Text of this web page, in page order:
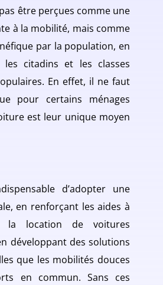
être perçues comme une
à la mobilité, mais comme
par la population, en
citadins et les classes
En effet, il ne faut
pour certains ménages
est leur unique moyen
d’adopter une
en renforçant les aides à
la location de voitures
développant des solutions
que les mobilités douces
en commun. Sans ces